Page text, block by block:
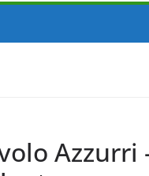
Azzurri